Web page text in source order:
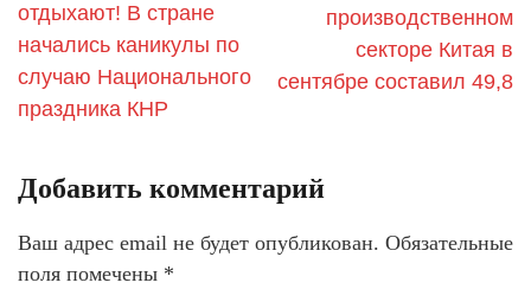
отдыхают! В стране
начались каникулы по
случаю Национального
праздника КНР
производственном
секторе Китая в
сентябре составил 49,8
Добавить комментарий
Ваш адрес email не будет опубликован. Обязательные
поля помечены *